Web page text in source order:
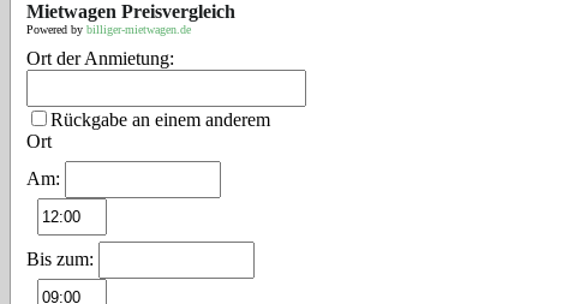
Mietwagen Preisvergleich
Powered by billiger-mietwagen.de
Ort der Anmietung:
Rückgabe an einem anderem
Ort
Am:
Bis zum: